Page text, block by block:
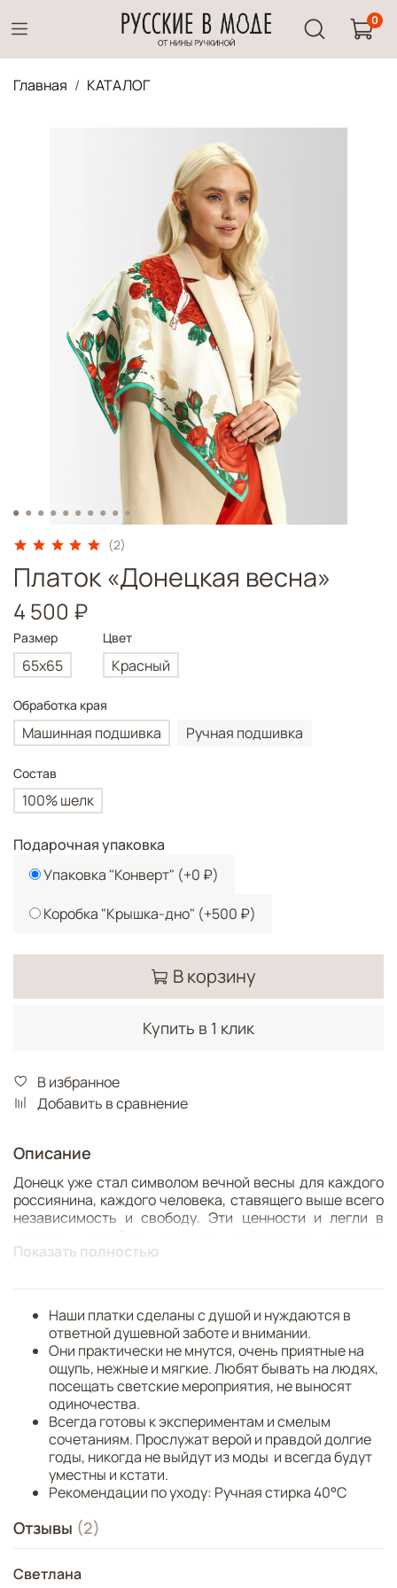
0
Главная КАТАЛОГ
(2)
Платок «Донецкая весна»
4 500 ₽
Размер
65x65
Цвет
Красный
Обработка края
Машинная подшивка Ручная подшивка
Состав
100% шелк
Подарочная упаковка
Упаковка "Конверт" (+0 ₽)
Коробка "Крышка-дно" (+500 ₽)
В корзину
Купить в 1 клик
В избранное
Добавить в сравнение
Описание
Донецк уже стал символом вечной весны для каждого
россиянина, каждого человека, ставящего выше всего
независимость и свободу. Эти ценности и легли в
получившего название «Донецкая весна».
уроженки Донецка, выдающегося русского поэта Анны
Ревякиной, которые стали уже поистине народными.
В дизайне Нины Ручкиной Донецк предстаёт городом
весны и вечной юности. Городом труда и красоты,
городом тружеников и творцов, подчинить которых
чужой воле никогда и никому не удастся.
«Донецкая весна» – это безусловная победа добра
над злом, неизбежное преодоление любых
препятствий и преград, это мирное и благополучное
будущее, которое дончане мечтают оставить своим
детям и внукам.
Лола Закирова, Диана Закирова.
Показать полностью
Наши платки сделаны с душой и нуждаются в
ответной душевной заботе и внимании.
Они практически не мнутся, очень приятные на
ощупь, нежные и мягкие. Любят бывать на людях,
посещать светские мероприятия, не выносят
одиночества.
Всегда готовы к экспериментам и смелым
сочетаниям. Прослужат верой и правдой долгие
годы, никогда не выйдут из моды и всегда будут
уместны и кстати.
Рекомендации по уходу: Ручная стирка 40°C
Отзывы (2)
Светлана